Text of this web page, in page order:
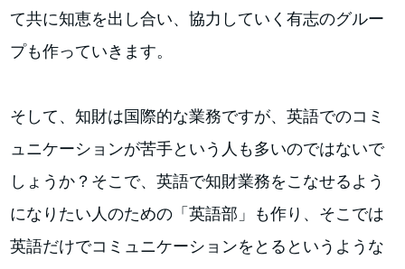
て共に知恵を出し合い、協力していく有志のグルー
プも作っていきます。
そして、知財は国際的な業務ですが、英語でのコミ
ュニケーションが苦手という人も多いのではないで
しょうか？そこで、英語で知財業務をこなせるよう
になりたい人のための「英語部」も作り、そこでは
英語だけでコミュニケーションをとるというような